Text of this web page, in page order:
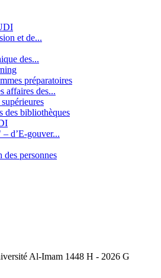
et de...
des...
préparatoires
affaires des...
des bibliothèques
d’E-gouver...
personnes
Al-Imam 1448 H - 2026 G